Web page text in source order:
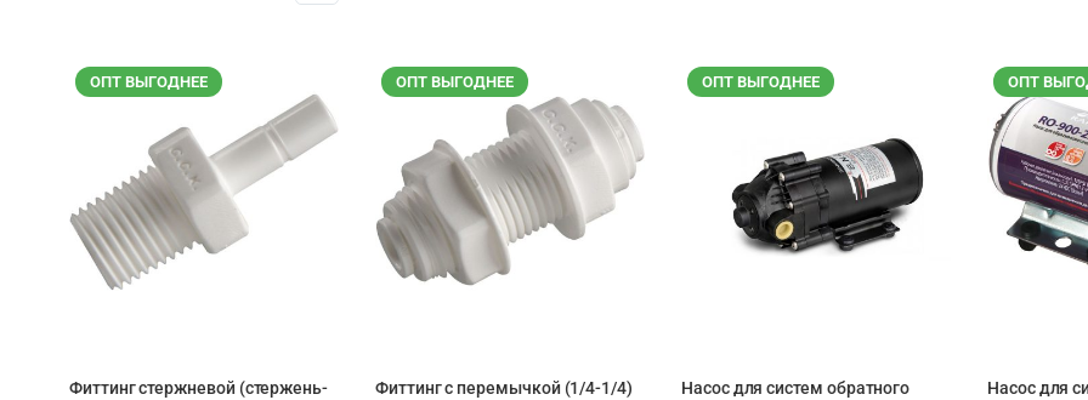
ОПТ ВЫГОДНЕЕ
Фиттинг стержневой (стержень-
ОПТ ВЫГОДНЕЕ
Фиттинг с перемычкой (1/4-1/4)
ОПТ ВЫГОДНЕЕ
Насос для систем обратного
ОПТ
Насос для